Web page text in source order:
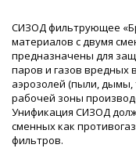
СИЗОД фильтрующее
материалов с двумя
предназначены для
паров и газов вредных
аэрозолей (пыли, дымы,
рабочей зоны
Унификация СИЗОД
сменных как
фильтров.